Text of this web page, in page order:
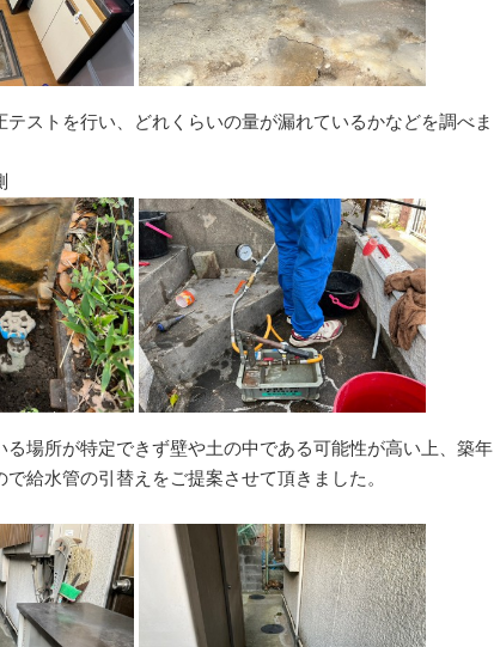
テストを行い、どれくらいの量が漏れているかなどを調べま
る場所が特定できず壁や土の中である可能性が高い上、築年
給水管の引替えをご提案させて頂きました。